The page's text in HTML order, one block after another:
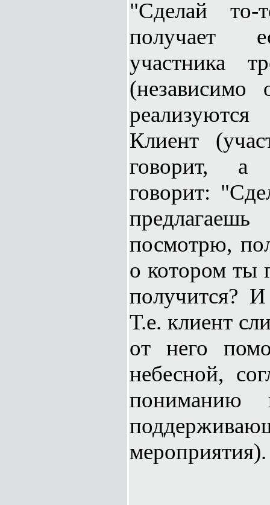
"Сделай
получает
участника
(независимо
Клиент
говорит, а
говорит:
посмотрю,
о котором ты
получится?
Т.е. клиент
от него
небесной,
пониманию
мероприятия).